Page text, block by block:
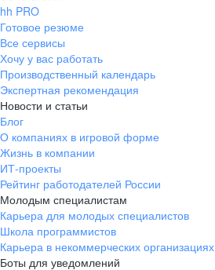
hh PRO
Готовое резюме
Все сервисы
Хочу у вас работать
Производственный календарь
Экспертная рекомендация
Новости и статьи
Блог
О компаниях в игровой форме
Жизнь в компании
ИТ-проекты
Рейтинг работодателей России
Молодым специалистам
Карьера для молодых специалистов
Школа программистов
Карьера в некоммерческих организациях
Боты для уведомлений